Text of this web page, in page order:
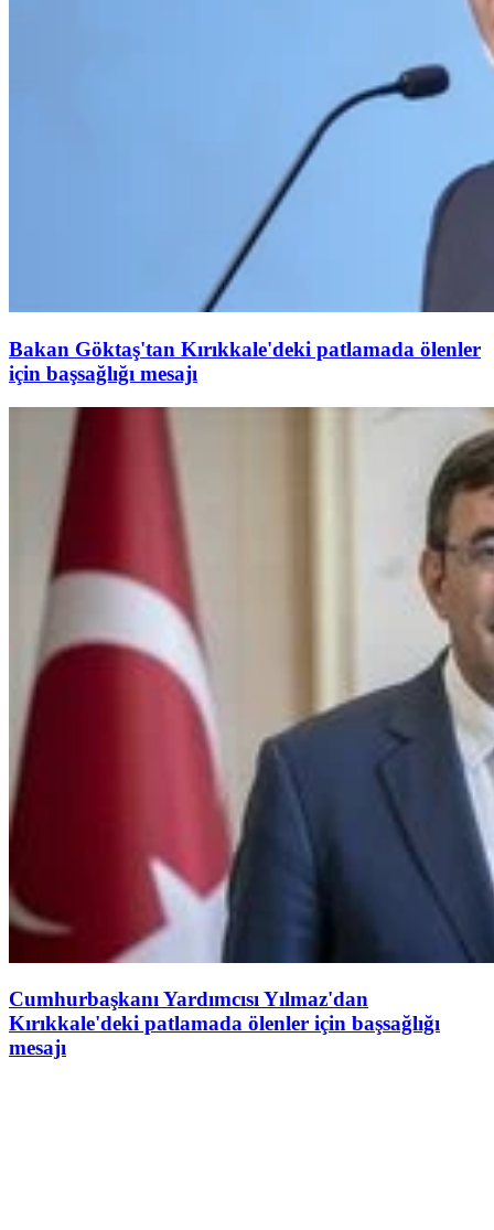
Bakan Göktaş'tan Kırıkkale'deki patlamada ölenler
için başsağlığı mesajı
Cumhurbaşkanı Yardımcısı Yılmaz'dan
Kırıkkale'deki patlamada ölenler için başsağlığı
mesajı